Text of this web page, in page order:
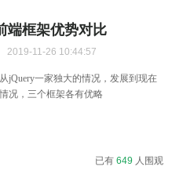
端框架优势对比
2019-11-26 10:44:57
jQuery一家独大的情况，发展到现在
况，三个框架各有优略
已有649 人围观